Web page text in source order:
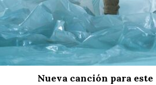
Nueva canción para